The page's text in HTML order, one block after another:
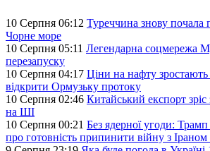
10 Серпня 06:12 Туреччина знову почала
Чорне море
10 Серпня 05:11 Легендарна соцмережа
перезапуску
10 Серпня 04:17 Ціни на нафту зростають
відкрити Ормузьку протоку
10 Серпня 02:46 Китайський експорт
на ШІ
10 Серпня 00:21 Без ядерної угоди:
про готовність припинити війну з Іраном